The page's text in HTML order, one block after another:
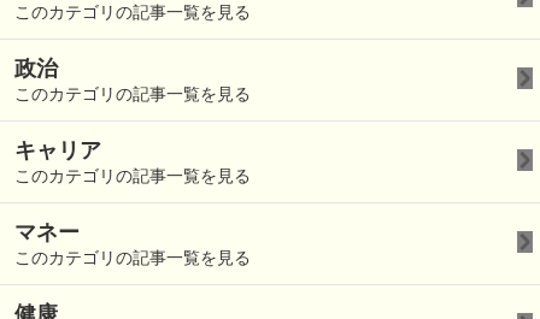
このカテゴリの記事一覧を見る
政治
このカテゴリの記事一覧を見る
キャリア
このカテゴリの記事一覧を見る
マネー
このカテゴリの記事一覧を見る
健康